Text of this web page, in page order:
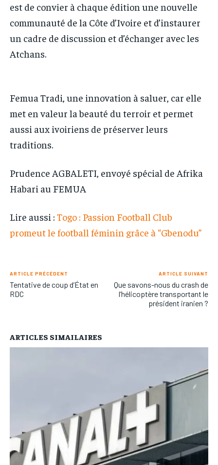
est de convier à chaque édition une nouvelle
communauté de la Côte d’Ivoire et d’instaurer
un cadre de discussion et d’échanger avec les
Atchans.
Femua Tradi, une innovation à saluer, car elle
met en valeur la beauté du terroir et permet
aussi aux ivoiriens de préserver leurs
traditions.
Prudence AGBALETI, envoyé spécial de Afrika
Habari au FEMUA
Lire aussi : Togo : Passion Football Club
promeut le football féminin grâce à “Gbenodu”
ARTICLE PRÉCÉDENT
Tentative de coup d’État en
RDC
ARTICLE SUIVANT
Que savons-nous du crash de
l’hélicoptère transportant le
président iranien ?
ARTICLES SIMAILAIRES